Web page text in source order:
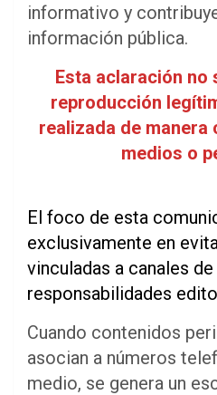
informativo y
información pública.
Esta aclaración no
reproducción
realizada de
medios o
El foco de esta
exclusivamente en
vinculadas a canales
responsabilidades
Cuando contenidos
asocian a números
medio, se genera un